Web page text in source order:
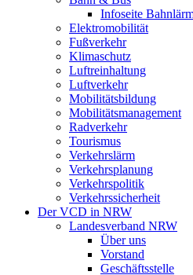
Infoseite
Elektromobilität
Fußverkehr
Klimaschutz
Luftreinhaltung
Luftverkehr
Mobilitätsbildung
Mobilitätsmanagement
Radverkehr
Tourismus
Verkehrslärm
Verkehrsplanung
Verkehrspolitik
Verkehrssicherheit
Der VCD in NRW
Landesverband NRW
Über uns
Vorstand
Geschäftsstelle